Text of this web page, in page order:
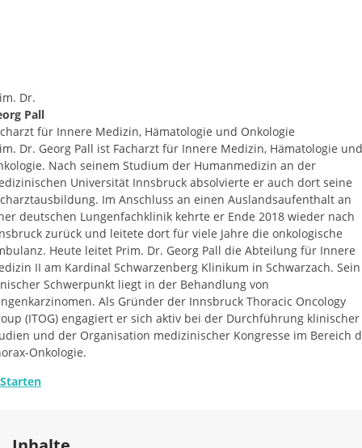
Dr.
Pall
für Innere Medizin, Hämatologie und Onkologie
Dr. Georg Pall ist Facharzt für Innere Medizin, Hämatologie und
Nach seinem Studium der Humanmedizin an der
Universität Innsbruck absolvierte er auch dort seine
Im Anschluss an einen Auslandsaufenthalt an
deutschen Lungenfachklinik kehrte er Ende 2018 wieder nach
zurück und leitete dort für viele Jahre die onkologische
Heute leitet Prim. Dr. Georg Pall die Abteilung für Innere
II am Kardinal Schwarzenberg Klinikum in Schwarzach. Sein
Schwerpunkt liegt in der Behandlung von
Als Gründer der Innsbruck Thoracic Oncology
(ITOG) engagiert er sich aktiv bei der Durchführung klinischer
und der Organisation medizinischer Kongresse im Bereich
Onkologie.
Starten